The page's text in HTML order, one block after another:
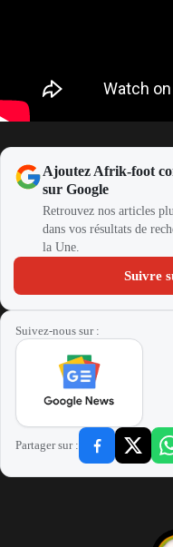
Ajoutez Afrik-foot
sur Google
Retrouvez nos articles
dans vos résultats de
la Une.
Suivre
Suivez-nous sur :
Partager sur :